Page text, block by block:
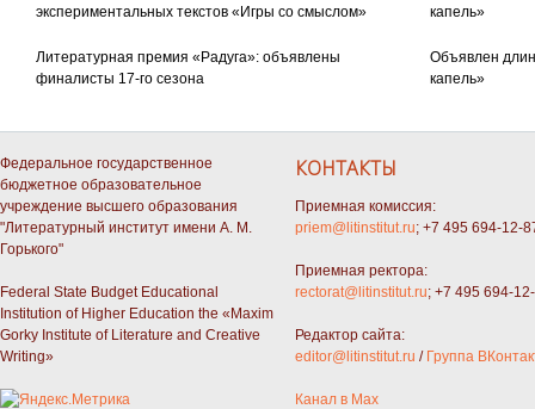
экспериментальных текстов «Игры со смыслом»
капель»
Литературная премия «Радуга»: объявлены
финалисты 17-го сезона
Объявлен
капель»
Федеральное государственное
бюджетное образовательное
учреждение высшего образования
"Литературный институт имени А. М.
Горького"
Federal State Budget Educational
Institution of Higher Education the «Maxim
Gorky Institute of Literature and Creative
Writing»
КОНТАКТЫ
Приемная комиссия:
priem@litinstitut.ru; +7 495 694-12-
Приемная ректора:
rectorat@litinstitut.ru; +7 495 694-
Редактор сайта:
editor@litinstitut.ru / Группа
Канал в Max